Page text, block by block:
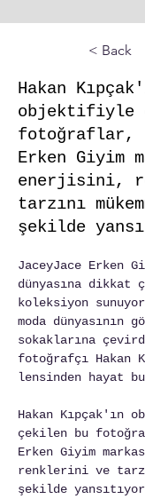
< Back
Hakan
objektifiyle
fotoğraflar,
Erken Giyim
enerjisini,
tarzını
şekilde
JaceyJace Erken
dünyasına dikkat
koleksiyon
moda dünyasının
sokaklarına
fotoğrafçı Hakan
lensinden hayat
Hakan Kıpçak'ın
çekilen bu
Erken Giyim
renklerini ve
şekilde